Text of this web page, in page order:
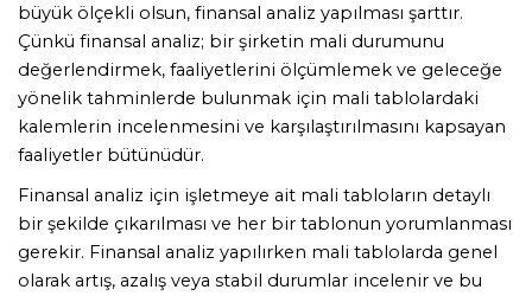
büyük ölçekli olsun, finansal analiz yapılması şarttır.
Çünkü finansal analiz; bir şirketin mali durumunu
değerlendirmek, faaliyetlerini ölçümlemek ve geleceğe
yönelik tahminlerde bulunmak için mali tablolardaki
kalemlerin incelenmesini ve karşılaştırılmasını kapsayan
faaliyetler bütünüdür.
Finansal analiz için işletmeye ait mali tabloların detaylı
bir şekilde çıkarılması ve her bir tablonun yorumlanması
gerekir. Finansal analiz yapılırken mali tablolarda genel
olarak artış, azalış veya stabil durumlar incelenir ve bu